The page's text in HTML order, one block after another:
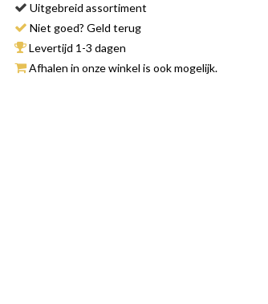
Uitgebreid assortiment
Niet goed? Geld terug
Levertijd 1-3 dagen
Afhalen in onze winkel is ook mogelijk.